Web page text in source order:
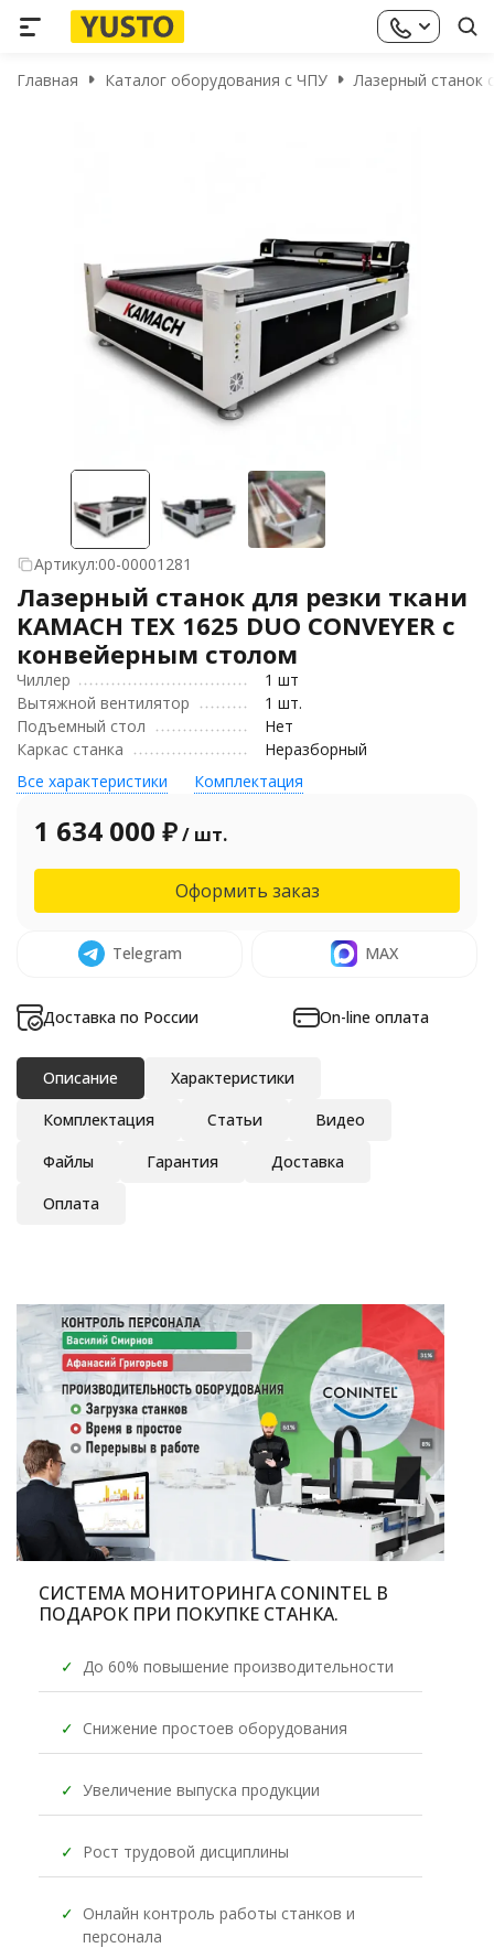
Главная Каталог оборудования с ЧПУ Лазерный станок
Артикул:00-00001281
Лазерный станок для резки ткани
KAMACH TEX 1625 DUO CONVEYER c
конвейерным столом
Чиллер
1 шт
Вытяжной вентилятор
1 шт.
Подъемный стол
Нет
Каркас станка
Неразборный
Все характеристики
Комплектация
1 634 000 ₽/ шт.
Оформить заказ
Telegram MAX
Доставка по России On-line оплата
Описание
Характеристики
Комплектация
Статьи
Видео
Файлы
Гарантия
Доставка
Оплата
СИСТЕМА МОНИТОРИНГА CONINTEL В
ПОДАРОКПРИ ПОКУПКЕ СТАНКА.
✓ До 60% повышение производительности
✓ Снижение простоев оборудования
✓ Увеличение выпуска продукции
✓ Рост трудовой дисциплины
✓ Онлайн контроль работы станков и
персонала